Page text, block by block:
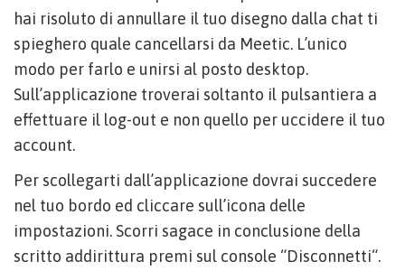
hai risoluto di annullare il tuo disegno dalla chat ti
spieghero quale cancellarsi da Meetic. L’unico
modo per farlo e unirsi al posto desktop.
Sull’applicazione troverai soltanto il pulsantiera a
effettuare il log-out e non quello per uccidere il tuo
account.
Per scollegarti dall’applicazione dovrai succedere
nel tuo bordo ed cliccare sull’icona delle
impostazioni. Scorri sagace in conclusione della
scritto addirittura premi sul console “Disconnetti“.